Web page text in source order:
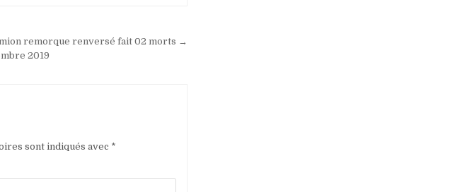
remorque renversé fait 02 morts →
2019
sont indiqués avec *